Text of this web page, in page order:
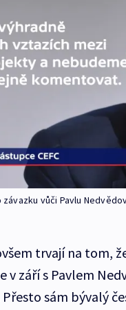
vůči Pavlu
trvají na tom,
v září s Pavlem
sám bývalý